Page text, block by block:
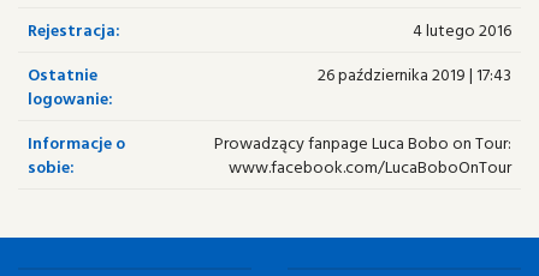
Rejestracja:
4 lutego 2016
Ostatnie
logowanie:
26 października 2019 | 17:43
Informacje o
sobie:
Prowadzący fanpage Luca Bobo on Tour:
www.facebook.com/LucaBoboOnTour